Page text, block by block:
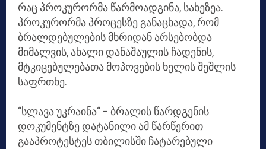
რაც პროკურორმა წარმოადგინა, სახეზეა.
პროკურორმა პროცესზე განაცხადა, რომ
ბრალდებულების მხრიდან არსებობდა
მიმალვის, ახალი დანაშაულის ჩადენის,
მტკიცებულებათა მოპოვების ხელის შეშლის
საფრთხე.
“სლავა უკრაინა“ – ბრალის წარდგენის
დოკუმენტზე დატანილი ამ წარწერით
გააპროტესტეს თბილისში ჩატარებული